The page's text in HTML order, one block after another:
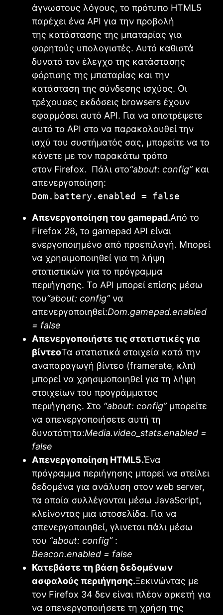
άγνωστους λόγους, το πρότυπο HTML5
παρέχει ένα API για την προβολή
της κατάστασης της μπαταρίας για
φορητούς υπολογιστές. Αυτό καθιστά
δυνατό τον έλεγχο της κατάστασης
φόρτισης της μπαταρίας και την
κατάσταση της σύνδεσης ισχύος. Οι
τρέχουσες εκδόσεις browsers έχουν
εφαρμόσει αυτό API. Για να αποτρέψετε
αυτό το API στο να παρακολουθεί την
ισχύ του συστήματός σας, μπορείτε να το
κάνετε με τον παρακάτω τρόπο
στον Firefox. Πάλι στο“about: config”και
απενεργοποίηση:
Dom.battery.enabled = false
Απενεργοποίηση του gamepad.Από το
Firefox 28, το gamepad API είναι
ενεργοποιημένο από προεπιλογή. Μπορεί
να χρησιμοποιηθεί για τη λήψη
στατιστικών για το πρόγραμμα
περιήγησης. Το API μπορεί επίσης μέσω
του“about: config”να
απενεργοποιηθεί:Dom.gamepad.enabled
= false
Απενεργοποιήστε τις στατιστικές για
βίντεοΤα στατιστικά στοιχεία κατά την
αναπαραγωγή βίντεο (framerate, κλπ)
μπορεί να χρησιμοποιηθεί για τη λήψη
στοιχείων του προγράμματος
περιήγησης. Στο “about: config”μπορείτε
να απενεργοποιήσετε αυτή τη
δυνατότητα:Media.video_stats.enabled =
false
Απενεργοποίηση HTML5.Ένα
πρόγραμμα περιήγησης μπορεί να στείλει
δεδομένα για ανάλυση στον web server,
τα οποία συλλέγονται μέσω JavaScript,
κλείνοντας μια ιστοσελίδα. Για να
απενεργοποιηθεί, γλινεται πάλι μέσω
του “about: config”:
Beacon.enabled = false
Κατεβάστε τη βάση δεδομένων
ασφαλούς περιήγησης.Ξεκινώντας με
τον Firefox 34 δεν είναι πλέον αρκετή για
να απενεργοποιήσετε τη χρήση της